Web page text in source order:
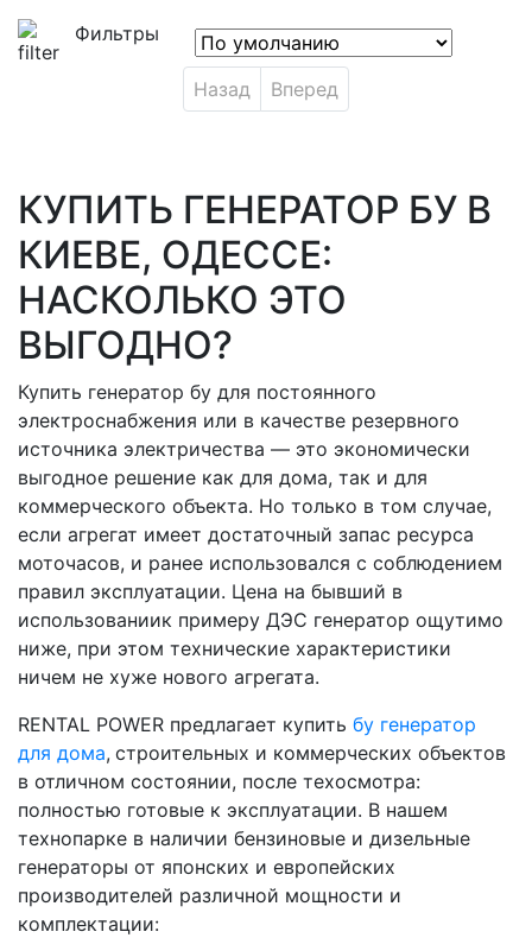
Фильтры
Назад Вперед
КУПИТЬ ГЕНЕРАТОР БУ В
КИЕВЕ, ОДЕССЕ:
НАСКОЛЬКО ЭТО
ВЫГОДНО?
Купить генератор бу для постоянного
электроснабжения или в качестве резервного
источника электричества — это экономически
выгодное решение как для дома, так и для
коммерческого объекта. Но только в том случае,
если агрегат имеет достаточный запас ресурса
моточасов, и ранее использовался с соблюдением
правил эксплуатации. Цена на бывший в
использованиик примеру ДЭС генератор ощутимо
ниже, при этом технические характеристики
ничем не хуже нового агрегата.
RENTAL POWER предлагает купить бу генератор
для дома, строительных и коммерческих объектов
в отличном состоянии, после техосмотра:
полностью готовые к эксплуатации. В нашем
технопарке в наличии бензиновые и дизельные
генераторы от японских и европейских
производителей различной мощности и
комплектации: